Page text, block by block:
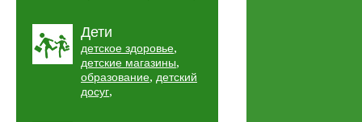
Дети
детское здоровье,
детские магазины,
образование, детский
досуг,